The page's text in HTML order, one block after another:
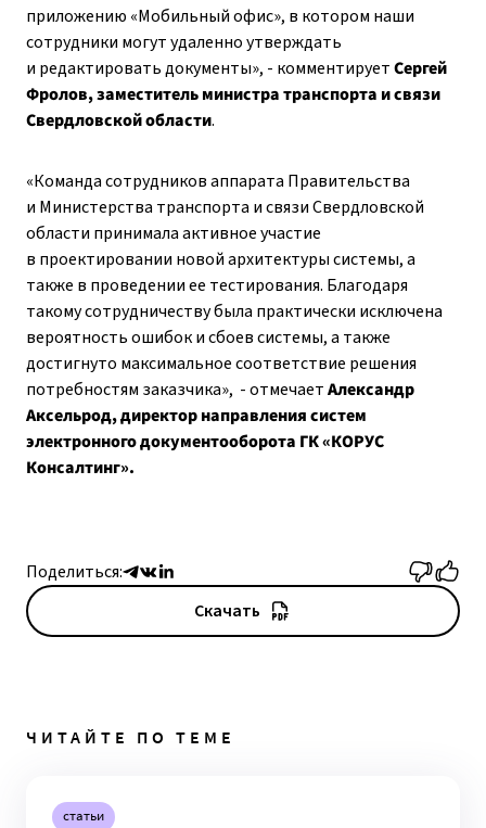
приложению «Мобильный офис», в котором наши
сотрудники могут удаленно утверждать
и редактировать документы», - комментируетСергей
Фролов, заместитель министра транспорта и связи
Свердловской области.
«Команда сотрудников аппарата Правительства
и Министерства транспорта и связи Свердловской
области принимала активное участие
в проектировании новой архитектуры системы, а
также в проведении ее тестирования. Благодаря
такому сотрудничеству была практически исключена
вероятность ошибок и сбоев системы, а также
достигнуто максимальное соответствие решения
потребностям заказчика», - отмечаетАлександр
Аксельрод, директор направления систем
электронного документооборота ГК «КОРУС
Консалтинг».
Поделиться:
Скачать
ЧИТАЙТЕ ПО ТЕМЕ
статьи